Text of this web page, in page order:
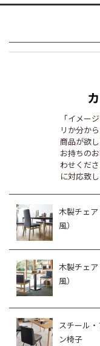
「イメー
リか分か
商品が欲
お持ちの
わせくだ
に対応致し
木製チェ
風）
木製チェア
風）
スチール・
ン椅子